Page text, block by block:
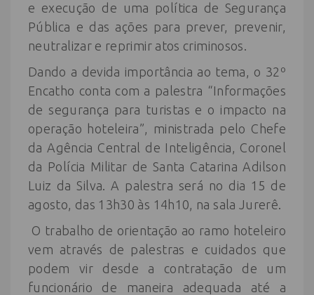
e execução de uma política de Segurança
Pública e das ações para prever, prevenir,
neutralizar e reprimir atos criminosos.
Dando a devida importância ao tema, o 32º
Encatho conta com a palestra “Informações
de segurança para turistas e o impacto na
operação hoteleira”, ministrada pelo Chefe
da Agência Central de Inteligência, Coronel
da Polícia Militar de Santa Catarina Adilson
Luiz da Silva. A palestra será no dia 15 de
agosto, das 13h30 às 14h10, na sala Jurerê.
O trabalho de orientação ao ramo hoteleiro
vem através de palestras e cuidados que
podem vir desde a contratação de um
funcionário de maneira adequada até a